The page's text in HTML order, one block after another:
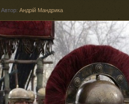
Автор: Андрій Мандрика